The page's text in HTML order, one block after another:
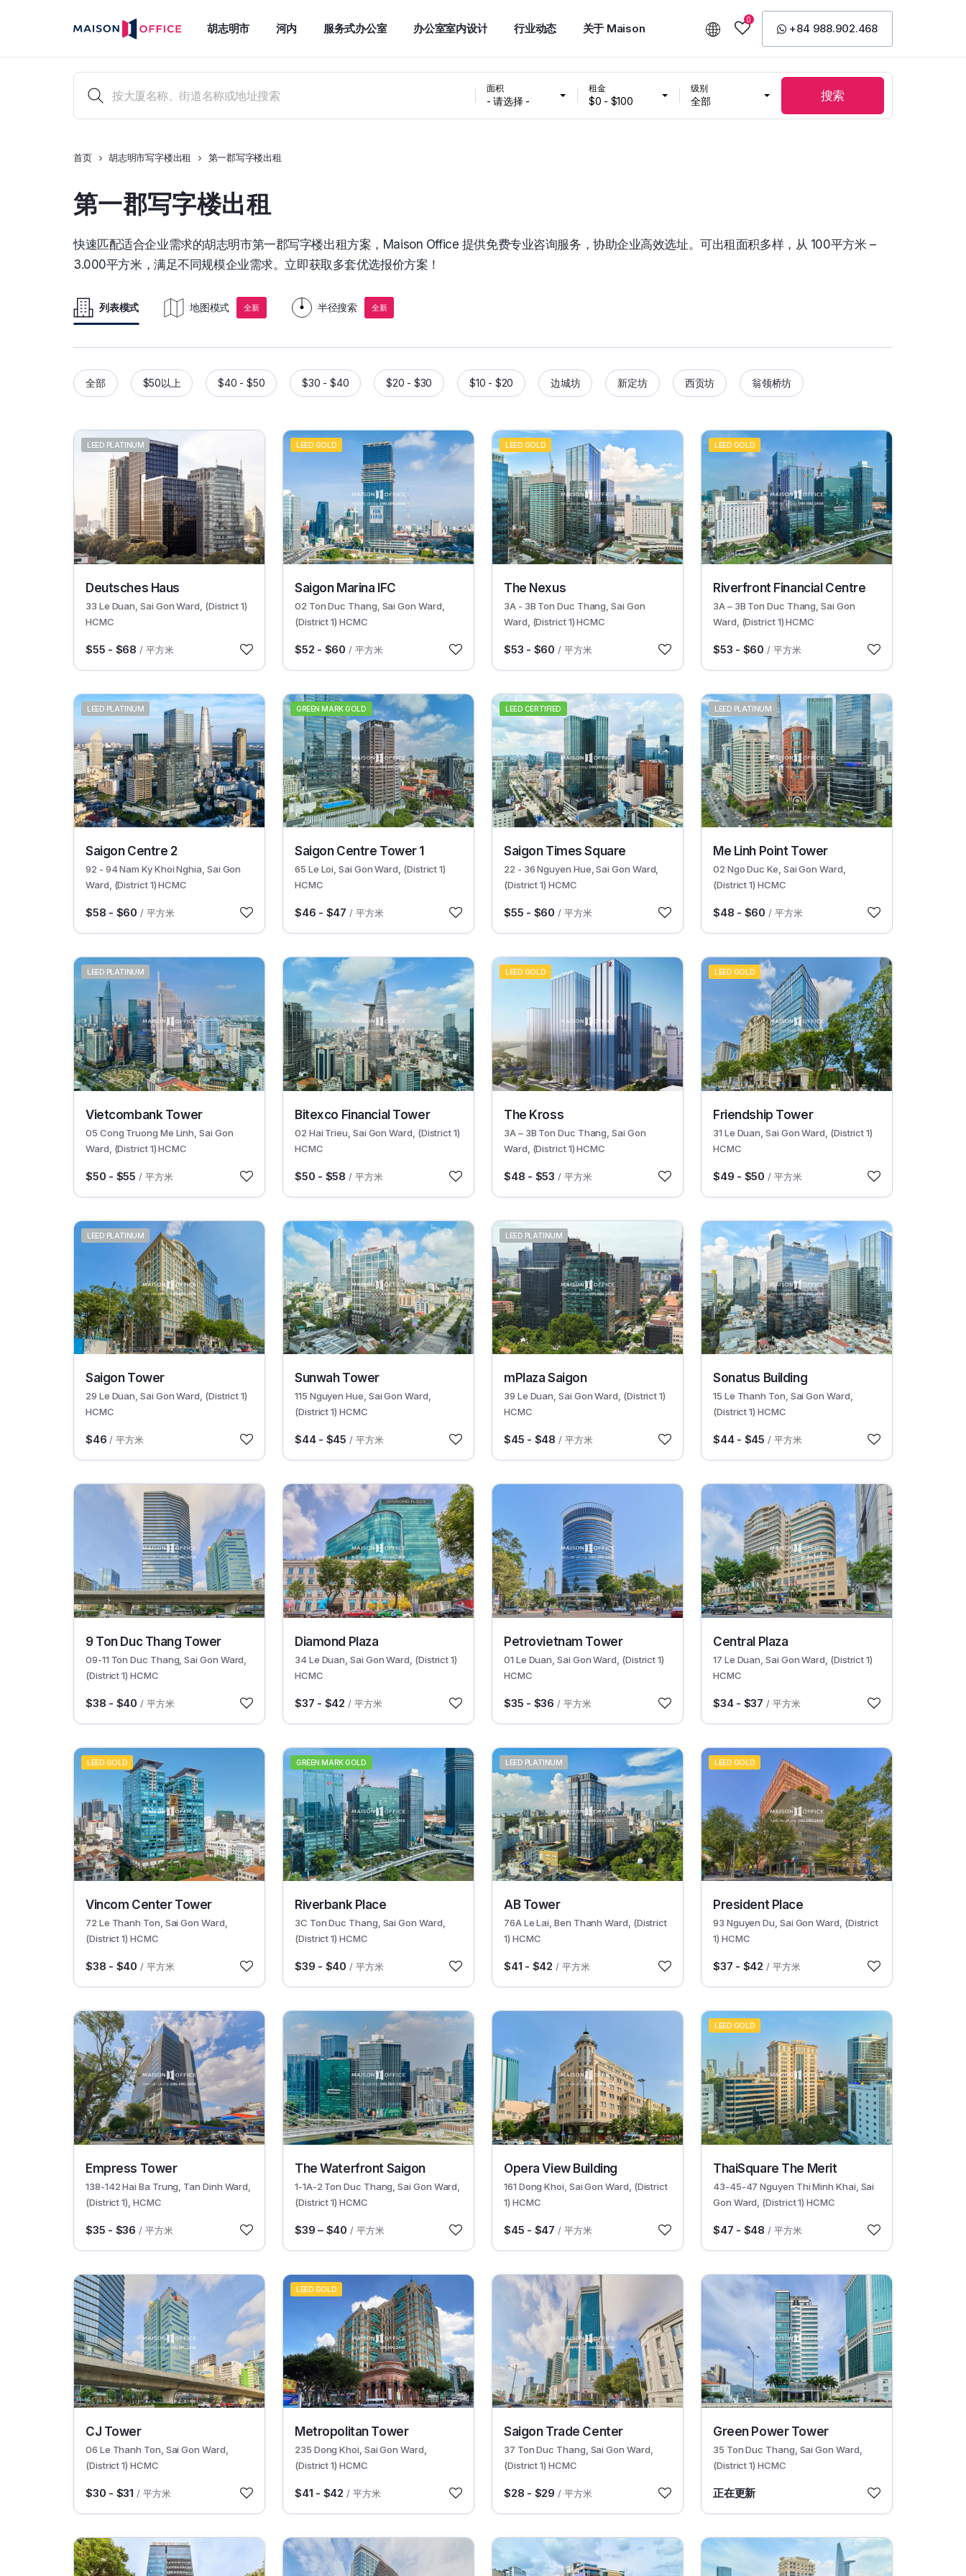
胡志明市 河内 服务式办公室 办公室室内设计 行业动态 关于 Maison
0
+84 988.902.468
面积
- 请选择 -
租金
$0 - $100
级别
全部 搜索
首页 胡志明市写字楼出租 第一郡写字楼出租
第一郡写字楼出租
快速匹配适合企业需求的胡志明市第一郡写字楼出租方案，Maison Office 提供免费专业咨询服务，协助企业高效选址。可出租面积多样，从 100平方米 –
3.000平方米，满足不同规模企业需求。立即获取多套优选报价方案！
列表模式 地图模式 全新 半径搜索 全新
全部 $50以上 $40 - $50 $30 - $40 $20 - $30 $10 - $20 边城坊 新定坊 西贡坊 翁领桥坊
LEED PLATINUM
Deutsches Haus
33 Le Duan, Sai Gon Ward, (District 1)
HCMC
$55 - $68 / 平方米
LEED GOLD
Saigon Marina IFC
02 Ton Duc Thang, Sai Gon Ward,
(District 1) HCMC
$52 - $60 / 平方米
LEED GOLD
The Nexus
3A - 3B Ton Duc Thang, Sai Gon
Ward, (District 1) HCMC
$53 - $60 / 平方米
LEED GOLD
Riverfront Financial Centre
3A – 3B Ton Duc Thang, Sai Gon
Ward, (District 1) HCMC
$53 - $60 / 平方米
LEED PLATINUM
Saigon Centre 2
92 - 94 Nam Ky Khoi Nghia, Sai Gon
Ward, (District 1) HCMC
$58 - $60 / 平方米
GREEN MARK GOLD
Saigon Centre Tower 1
65 Le Loi, Sai Gon Ward, (District 1)
HCMC
$46 - $47 / 平方米
LEED CERTIFIED
Saigon Times Square
22 - 36 Nguyen Hue, Sai Gon Ward,
(District 1) HCMC
$55 - $60 / 平方米
LEED PLATINUM
Me Linh Point Tower
02 Ngo Duc Ke, Sai Gon Ward,
(District 1) HCMC
$48 - $60 / 平方米
LEED PLATINUM
Vietcombank Tower
05 Cong Truong Me Linh, Sai Gon
Ward, (District 1) HCMC
$50 - $55 / 平方米
Bitexco Financial Tower
02 Hai Trieu, Sai Gon Ward, (District 1)
HCMC
$50 - $58 / 平方米
LEED GOLD
The Kross
3A – 3B Ton Duc Thang, Sai Gon
Ward, (District 1) HCMC
$48 - $53 / 平方米
LEED GOLD
Friendship Tower
31 Le Duan, Sai Gon Ward, (District 1)
HCMC
$49 - $50 / 平方米
LEED PLATINUM
Saigon Tower
29 Le Duan, Sai Gon Ward, (District 1)
HCMC
$46 / 平方米
Sunwah Tower
115 Nguyen Hue, Sai Gon Ward,
(District 1) HCMC
$44 - $45 / 平方米
LEED PLATINUM
mPlaza Saigon
39 Le Duan, Sai Gon Ward, (District 1)
HCMC
$45 - $48 / 平方米
Sonatus Building
15 Le Thanh Ton, Sai Gon Ward,
(District 1) HCMC
$44 - $45 / 平方米
9 Ton Duc Thang Tower
09-11 Ton Duc Thang, Sai Gon Ward,
(District 1) HCMC
$38 - $40 / 平方米
Diamond Plaza
34 Le Duan, Sai Gon Ward, (District 1)
HCMC
$37 - $42 / 平方米
Petrovietnam Tower
01 Le Duan, Sai Gon Ward, (District 1)
HCMC
$35 - $36 / 平方米
Central Plaza
17 Le Duan, Sai Gon Ward, (District 1)
HCMC
$34 - $37 / 平方米
LEED GOLD
Vincom Center Tower
72 Le Thanh Ton, Sai Gon Ward,
(District 1) HCMC
$38 - $40 / 平方米
GREEN MARK GOLD
Riverbank Place
3C Ton Duc Thang, Sai Gon Ward,
(District 1) HCMC
$39 - $40 / 平方米
LEED PLATINUM
AB Tower
76A Le Lai, Ben Thanh Ward, (District
1) HCMC
$41 - $42 / 平方米
LEED GOLD
President Place
93 Nguyen Du, Sai Gon Ward, (District
1) HCMC
$37 - $42 / 平方米
Empress Tower
138-142 Hai Ba Trung, Tan Dinh Ward,
(District 1), HCMC
$35 - $36 / 平方米
The Waterfront Saigon
1-1A-2 Ton Duc Thang, Sai Gon Ward,
(District 1) HCMC
$39 – $40 / 平方米
Opera View Building
161 Dong Khoi, Sai Gon Ward, (District
1) HCMC
$45 - $47 / 平方米
LEED GOLD
ThaiSquare The Merit
43-45-47 Nguyen Thi Minh Khai, Sai
Gon Ward, (District 1) HCMC
$47 - $48 / 平方米
CJ Tower
06 Le Thanh Ton, Sai Gon Ward,
(District 1) HCMC
$30 - $31 / 平方米
LEED GOLD
Metropolitan Tower
235 Dong Khoi, Sai Gon Ward,
(District 1) HCMC
$41 - $42 / 平方米
Saigon Trade Center
37 Ton Duc Thang, Sai Gon Ward,
(District 1) HCMC
$28 - $29 / 平方米
Green Power Tower
35 Ton Duc Thang, Sai Gon Ward,
(District 1) HCMC
正在更新